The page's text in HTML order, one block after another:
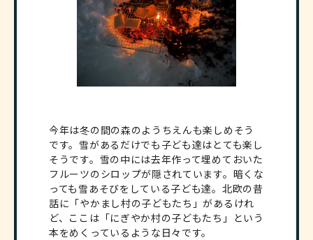
今年は冬の間の森のようちえんも楽しめそう
です。雪があるだけでも子ども達はとても楽し
そうです。雪の中には去年作って埋めておいた
フルーツのシロップが隠されています。暗くな
っても雪あそびをしている子ども達。北欧の昔
話に「やかまし村の子どもたち」があるけれ
ど、ここは「にぎやか村の子どもたち」という
本をめくっているような日々です。